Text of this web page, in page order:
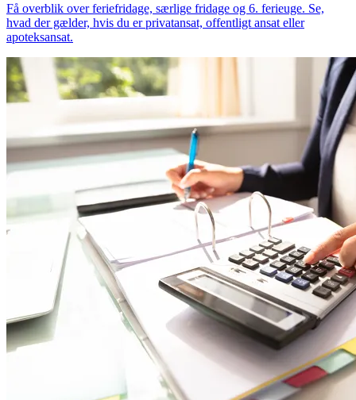
Få overblik over feriefridage, særlige fridage og 6. ferieuge. Se,
hvad der gælder, hvis du er privatansat, offentligt ansat eller
apoteksansat.